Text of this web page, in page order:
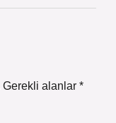
Gerekli alanlar *